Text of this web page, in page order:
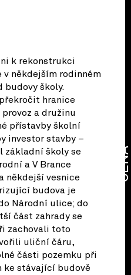
k rekonstrukci
někdejším rodinném
budovy školy.
hranice
a družinu
přístavby školní
investor stavby –
základní školy se
a V Brance
někdejší vesnice
budova je
Národní ulice; do
část zahrady se
zachovali toto
uliční čáru,
části pozemku při
ke stávající budově
CENA